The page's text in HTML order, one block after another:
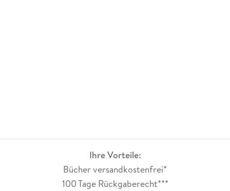
Ihre Vorteile:
Bücher versandkostenfrei*
100 Tage Rückgaberecht***